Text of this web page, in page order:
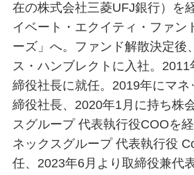
在の株式会社三菱UFJ銀行）を
イベート・エクイティ・ファン
ーズ」へ。ファンド解散決定後
ス・ハンブレクトに入社。2011
締役社長に就任。2019年にマネ
締役社長、2020年1月に持ち株
スグループ 代表執行役COOを
ネックスグループ 代表執行役
任、2023年6月より取締役兼代